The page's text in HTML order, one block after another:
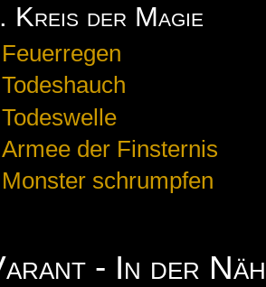
Kreis der Magie
Feuerregen
Todeshauch
Todeswelle
Armee der Finsternis
Monster schrumpfen
- In der